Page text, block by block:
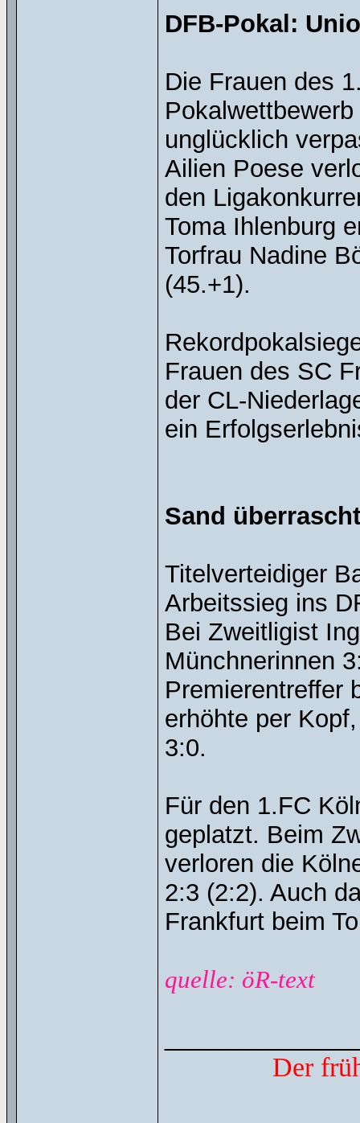
DFB-Pokal:
Die Frauen des
unglücklich
Ailien Poese
den
Toma Ihlenburg
Torfrau Nadine
(45.+1).
Frauen des SC
der CL-
ein
Sand
Titelverteidiger
Arbeitssieg ins
Bei Zweitligist
Münchnerinnen
Premierentreffer
erhöhte per
3:0.
Für den 1.FC
geplatzt. Beim
verloren die
2:3 (2:2). Auch
Frankfurt beim
quelle: öR-text
Der